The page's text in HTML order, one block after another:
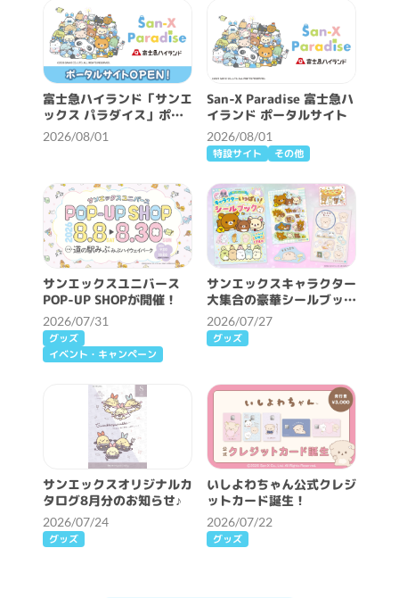
富士急ハイランド「サンエ
ックス パラダイス」ポー
タルサイトOPEN！
2026/08/01
San-X Paradise 富士急ハ
イランド ポータルサイト
2026/08/01
特設サイト その他
サンエックスユニバース
POP-UP SHOPが開催！
2026/07/31
グッズ
イベント・キャンペーン
サンエックスキャラクター
大集合の豪華シールブック
が発売♪
2026/07/27
グッズ
サンエックスオリジナルカ
タログ8月分のお知らせ♪
2026/07/24
グッズ
いしよわちゃん公式クレジ
ットカード誕生！
2026/07/22
グッズ